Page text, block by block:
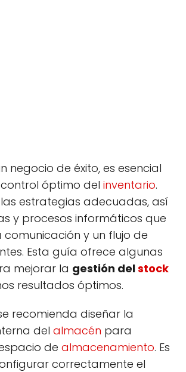
negocio de éxito, es esencial
óptimo del inventario.
las estrategias adecuadas, así
y procesos informáticos que
y un flujo de
Esta guía ofrece algunas
mejorar la gestión delstock
resultados óptimos.
recomienda diseñar la
del almacén para
de almacenamiento. Es
correctamente el